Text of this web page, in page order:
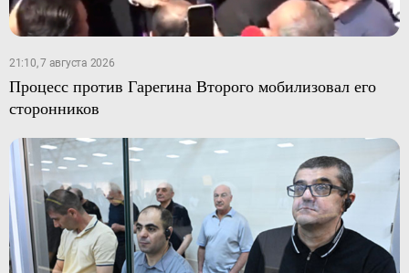
21:10, 7 августа 2026
Процесс против Гарегина Второго мобилизовал его
сторонников